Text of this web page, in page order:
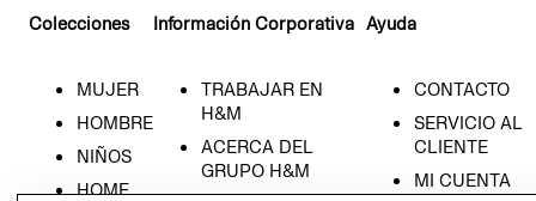
Colecciones
MUJER
HOMBRE
NIÑOS
HOME
Información Corporativa
TRABAJAR EN
H&M
ACERCA DEL
GRUPO H&M
Ayuda
CONTACTO
SERVICIO AL
CLIENTE
MI CUENTA